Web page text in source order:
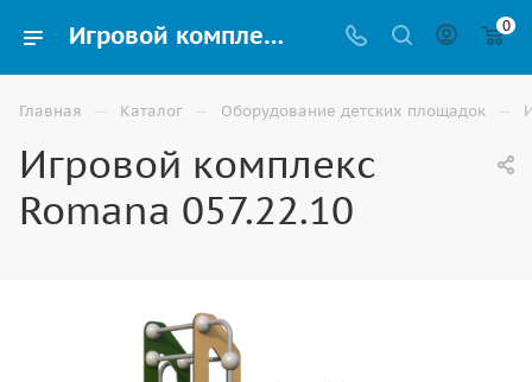
Игровой комплекс Romana 057.22.10 купить для улицы в Волгограде 0
Главная — Каталог — Оборудование детских площадок —
Игровой комплекс
Romana 057.22.10